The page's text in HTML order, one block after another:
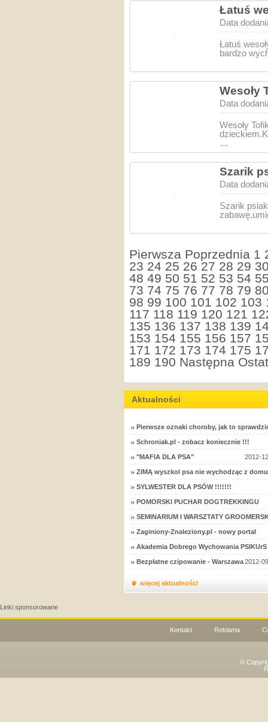
Łatuś
Data
Łatuś
bardzo
Wesoły
Data
Wesoły
…
Szarik
Data
Szarik
Pierwsza Poprzednia 1
23 24 25 26 27 28 29
48 49 50 51 52 53 54
73 74 75 76 77 78 79
98 99 100 101 102 103
117 118 119 120 121
135 136 137 138 139
153 154 155 156 157
171 172 173 174 175
189 190 Następna
Aktualności
Pierwsze oznaki choroby, jak to
Schroniak.pl - zobacz koniecznie !!!
"MAFIA DLA PSA" 2012-
ZIMĄ wyszkol psa nie wychodząc z
SYLWESTER DLA PSÓW !!!!!!!
POMORSKI PUCHAR DOGTREKKINGU
SEMINARIUM I WARSZTATY
Zaginiony-Znaleziony.pl - nowy portal
Akademia Dobrego Wychowania
Bezpłatne czipowanie - Warszawa2012-
więcej aktualności
Linki sponsorowane
Kontakt Reklama
©